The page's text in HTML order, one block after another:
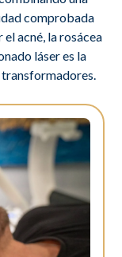
comprobada
acné, la rosácea
láser es la